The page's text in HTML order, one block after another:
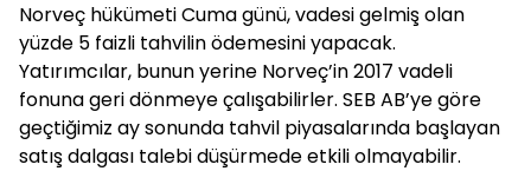
Norveç hükümeti Cuma günü, vadesi gelmiş olan
yüzde 5 faizli tahvilin ödemesini yapacak.
Yatırımcılar, bunun yerine Norveç’in 2017 vadeli
fonuna geri dönmeye çalışabilirler. SEB AB’ye göre
geçtiğimiz ay sonunda tahvil piyasalarında başlayan
satış dalgası talebi düşürmede etkili olmayabilir.